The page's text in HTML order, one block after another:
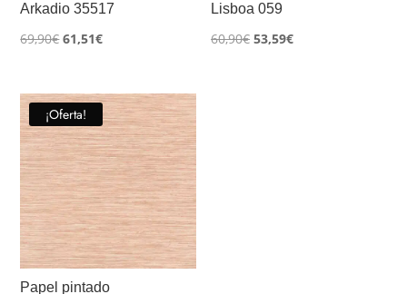
Arkadio 35517
69,90€El
era:
69,90€.
61,51€El
es:
61,51€.
Lisboa 059
60,90€ El
53,59€El
¡Oferta!
Papel pintado